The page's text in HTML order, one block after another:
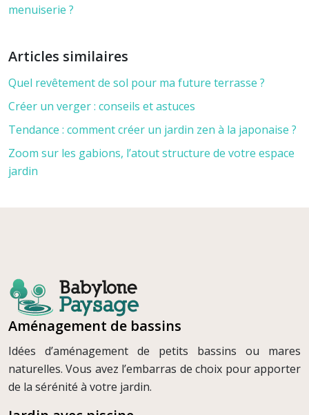
menuiserie ?
Articles similaires
Quel revêtement de sol pour ma future terrasse ?
Créer un verger : conseils et astuces
Tendance : comment créer un jardin zen à la japonaise ?
Zoom sur les gabions, l’atout structure de votre espace
jardin
Aménagement de bassins
Idées d’aménagement de petits bassins ou mares
naturelles. Vous avez l’embarras de choix pour apporter
de la sérénité à votre jardin.